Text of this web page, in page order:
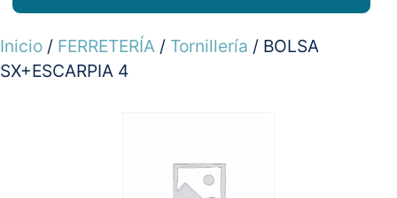
Inicio / FERRETERÍA / Tornillería / BOLSA
SX+ESCARPIA 4